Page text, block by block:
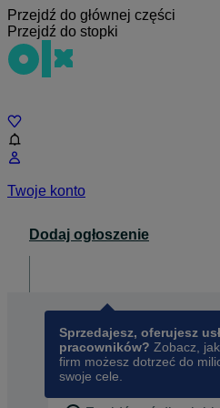
Przejdź do głównej części
Przejdź do stopki
Twoje konto
Dodaj ogłoszenie
Sprzedajesz, oferujesz
pracowników? Zobacz,
firm możesz dotrzeć do
swoje cele.